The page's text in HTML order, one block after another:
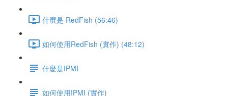
什麼是 RedFish (56:46)
如何使用RedFish (實作) (48:12)
什麼是IPMI
如何使用IPMI (實作)